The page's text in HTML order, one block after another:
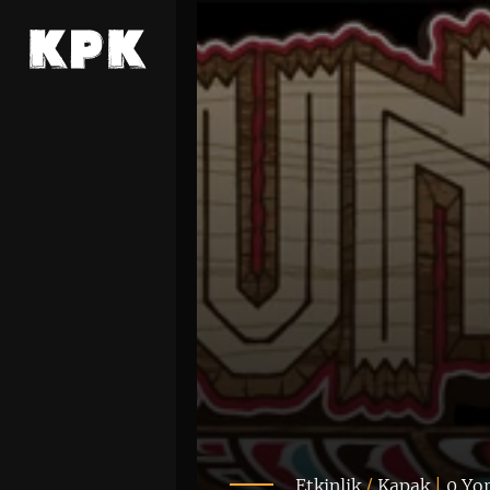
Etkinlik/Kapak| 0